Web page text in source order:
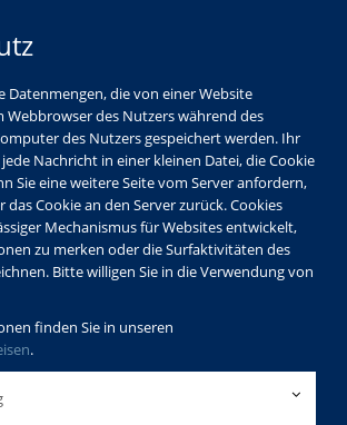
Datenmengen, die von einer Website
Webbrowser des Nutzers während des
des Nutzers gespeichert werden. Ihr
Nachricht in einer kleinen Datei, die Cookie
Sie eine weitere Seite vom Server anfordern,
das Cookie an den Server zurück. Cookies
Mechanismus für Websites entwickelt,
zu merken oder die Surfaktivitäten des
Bitte willigen Sie in die Verwendung von
finden Sie in unseren
.
Kursleiterverzeichnis